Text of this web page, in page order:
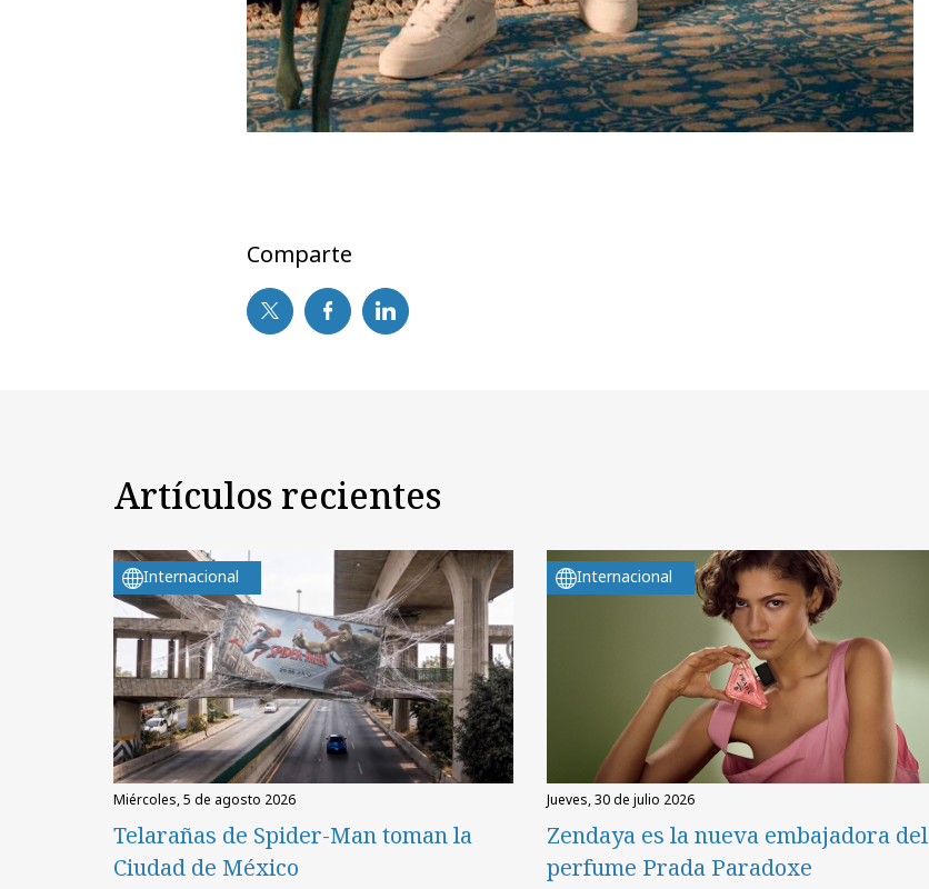
Comparte
Artículos recientes
Internacional
miércoles, 5 de agosto 2026
Telarañas de Spider-Man toman la
Ciudad de México
Internacional
jueves, 30 de julio 2026
Zendaya es la nueva embajadora del
perfume Prada Paradoxe